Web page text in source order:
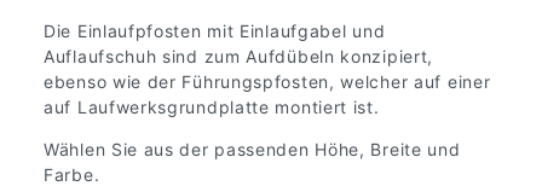
Die Einlaufpfosten mit Einlaufgabel und
Auflaufschuh sind zum Aufdübeln konzipiert,
ebenso wie der Führungspfosten, welcher auf einer
auf Laufwerksgrundplatte montiert ist.
Wählen Sie aus der passenden Höhe, Breite und
Farbe.